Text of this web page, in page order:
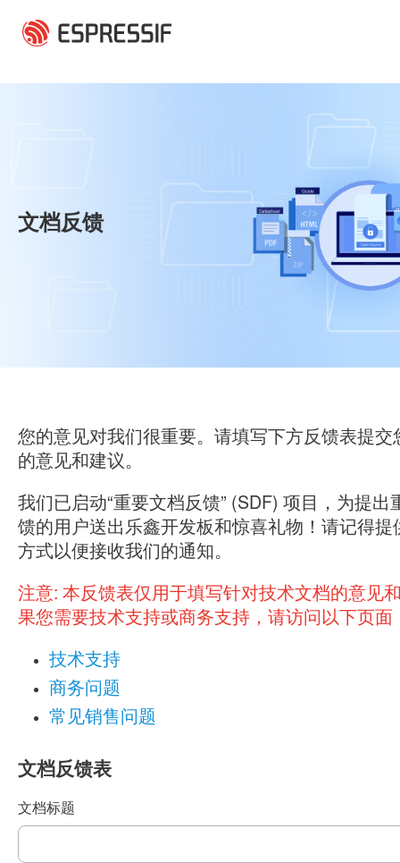
文档反馈
您的意见对我们很重要。请填写下方反馈表提交
的意见和建议。
我们已启动“重要文档反馈” (SDF) 项目，为提出
馈的用户送出乐鑫开发板和惊喜礼物！请记得提
方式以便接收我们的通知。
注意: 本反馈表仅用于填写针对技术文档的意见
果您需要技术支持或商务支持，请访问以下页面
技术支持
商务问题
常见销售问题
文档反馈表
文档标题